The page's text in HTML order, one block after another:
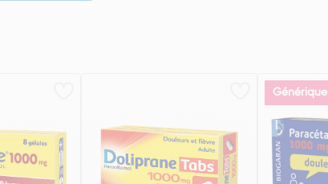
Générique